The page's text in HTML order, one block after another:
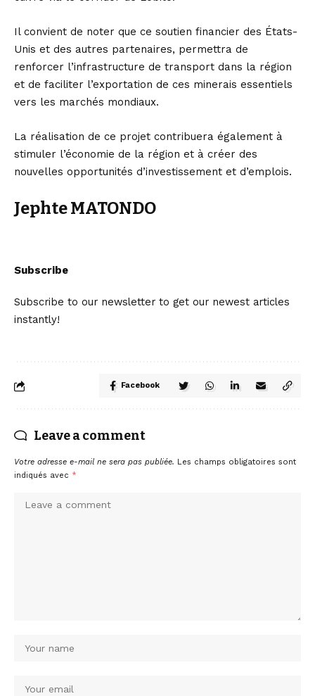
Il convient de noter que ce soutien financier des États-
Unis et des autres partenaires, permettra de
renforcer l’infrastructure de transport dans la région
et de faciliter l’exportation de ces minerais essentiels
vers les marchés mondiaux.
La réalisation de ce projet contribuera également à
stimuler l’économie de la région et à créer des
nouvelles opportunités d’investissement et d’emplois.
Jephte MATONDO
Subscribe
Subscribe to our newsletter to get our newest articles
instantly!
Facebook
Leave a comment
Votre adresse e-mail ne sera pas publiée. Les champs obligatoires sont
indiqués avec *